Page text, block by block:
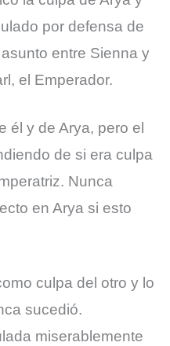
por defensa de
entre Sienna y
el Emperador.
él y de Arya, pero el
de si era culpa
Nunca
en Arya si esto
culpa del otro y lo
sucedió.
miserablemente